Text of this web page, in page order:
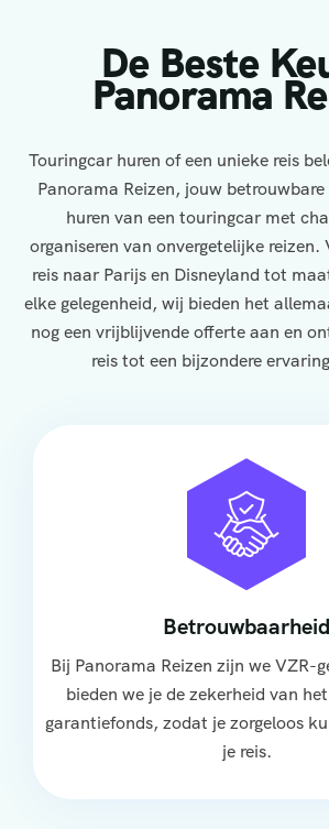
De Beste
Panorama
Touringcar huren of een unieke reis
Panorama Reizen, jouw
huren van een touringcar met
organiseren van onvergetelijke reizen.
reis naar Parijs en Disneyland tot
elke gelegenheid, wij bieden het
nog een vrijblijvende offerte aan en
reis tot een bijzondere
Betrouwbaarheid
Bij Panorama Reizen zijn we VZR-
bieden we je de zekerheid van
garantiefonds, zodat je zorgeloos
je reis.